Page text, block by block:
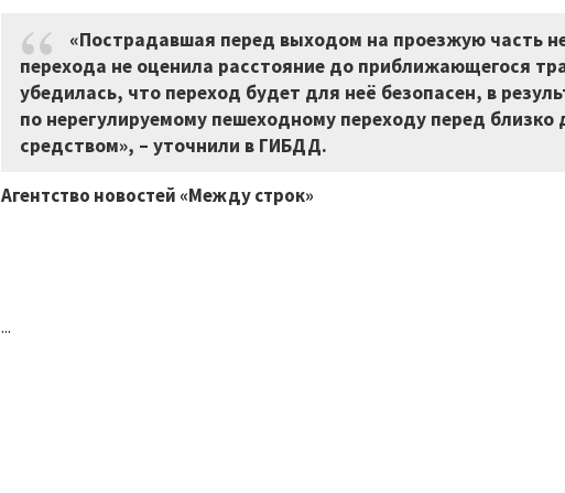
«Пострадавшая перед выходом на проезжую часть
перехода не оценила расстояние до приближающегося
убедилась, что переход будет для неё безопасен, в
по нерегулируемому пешеходному переходу перед
средством», – уточнили в ГИБДД.
Агентство новостей «Между строк»
...